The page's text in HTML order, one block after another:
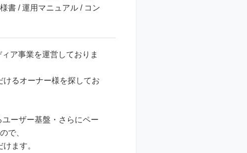
書 / 運用マニュアル / コン
ア事業を運営しておりま
るオーナー様を探してお
ーザー基盤・さらにペー
で、
ます。